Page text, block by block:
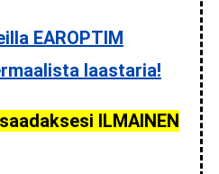
EAROPTIM
laastaria!
ILMAINEN